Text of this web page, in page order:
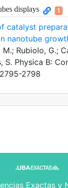
displays 1
catalyst
nanotube
M.; Rubiolo, G.;
S. Physica B:
2798
Exactas y